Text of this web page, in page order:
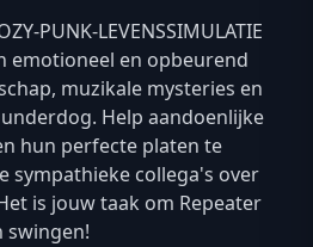
PUNK-LEVENSSIMULATIE
emotioneel en opbeurend
muzikale mysteries en
Help aandoenlijke
hun perfecte platen te
sympathieke collega's over
is jouw taak om Repeater
swingen!